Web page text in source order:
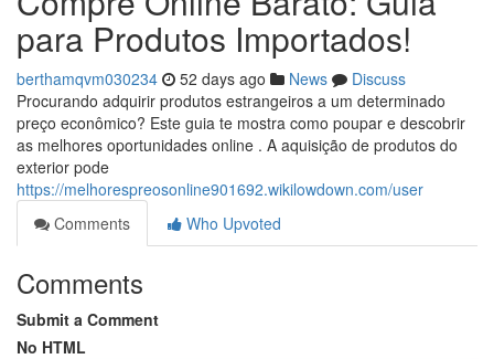
para Produtos Importados!
berthamqvm030234 52 days ago News
Discuss
Procurando adquirir produtos estrangeiros a um determinado
preço econômico? Este guia te mostra como poupar e descobrir
as melhores oportunidades online . A aquisição de produtos do
exterior pode
https://melhorespreosonline901692.wikilowdown.com/user
Comments
Who Upvoted
Comments
Submit a Comment
No HTML